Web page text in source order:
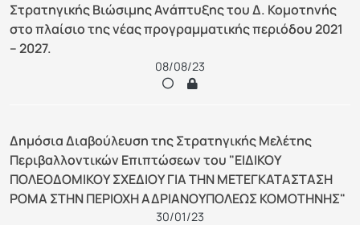
Στρατηγικής Βιώσιμης Ανάπτυξης του Δ. Κομοτηνής
στο πλαίσιο της νέας προγραμματικής περιόδου 2021
– 2027.
08/08/23
Δημόσια Διαβούλευση της Στρατηγικής Μελέτης
Περιβαλλοντικών Επιπτώσεων του "ΕΙΔΙΚΟΥ
ΠΟΛΕΟΔΟΜΙΚΟΥ ΣΧΕΔΙΟΥ ΓΙΑ ΤΗΝ ΜΕΤΕΓΚΑΤΑΣΤΑΣΗ
ΡΟΜΑ ΣΤΗΝ ΠΕΡΙΟΧΗ ΑΔΡΙΑΝΟΥΠΟΛΕΩΣ ΚΟΜΟΤΗΝΗΣ"
30/01/23